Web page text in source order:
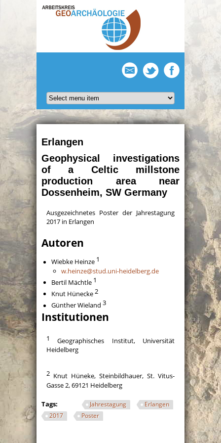
Erlangen
Geophysical investigations
of a Celtic millstone
production area near
Dossenheim, SW Germany
Ausgezeichnetes Poster der Jahrestagung
2017 in Erlangen
Autoren
Wiebke Heinze 1
w.heinze@stud.uni-heidelberg.de
Bertil Mächtle 1
Knut Hünecke2
Günther Wieland 3
Institutionen
1
Geographisches Institut, Universität
Heidelberg
2 Knut Hüneke, Steinbildhauer, St. Vitus-
Gasse 2, 69121 Heidelberg
Tags: Jahrestagung
Erlangen
2017
Poster